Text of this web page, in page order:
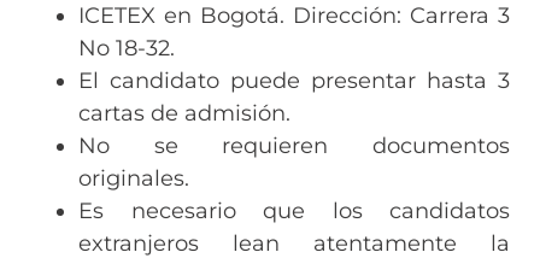
ICETEX en Bogotá. Dirección: Carrera 3
No 18-32.
El candidato puede presentar hasta 3
cartas de admisión.
No se requieren documentos
originales.
Es necesario que los candidatos
extranjeros lean atentamente la